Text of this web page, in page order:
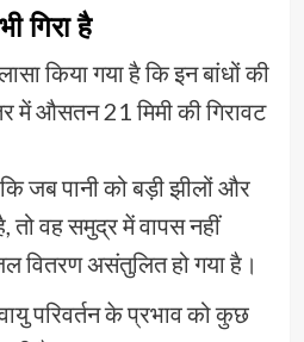
गिरा है
किया गया है कि इन बांधों की
औसतन 21 मिमी की गिरावट
जब पानी को बड़ी झीलों और
तो वह समुद्र में वापस नहीं
वितरण असंतुलित हो गया है।
परिवर्तन के प्रभाव को कुछ